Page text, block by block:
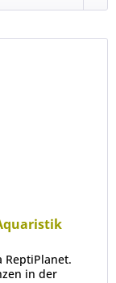
ReptiPlanet.
in der